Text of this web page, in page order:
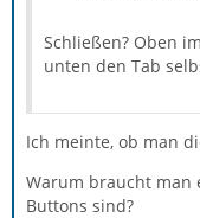
Schließen? Oben
unten den Tab
Ich meinte, ob man
Warum braucht man
Buttons sind?